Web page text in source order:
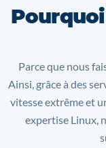
Parce que nous
Ainsi, grâce à des
vitesse extrême et
expertise Linux,